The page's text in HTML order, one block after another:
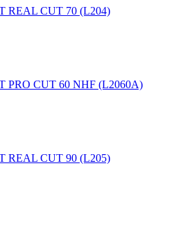
REAL CUT 70 (L204)
PRO CUT 60 NHF (L2060A)
REAL CUT 90 (L205)